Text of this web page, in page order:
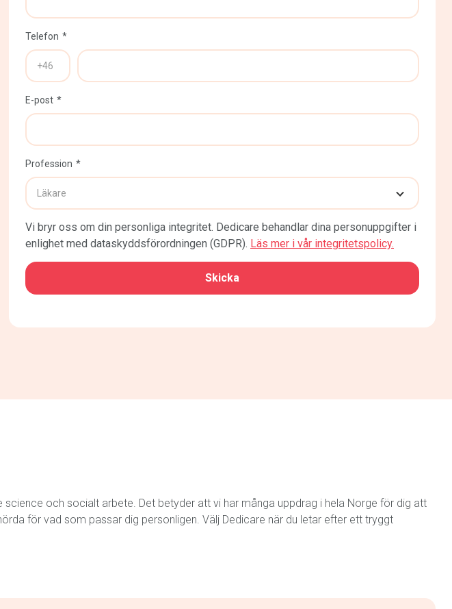
Telefon
E-post
Profession
CAPTCHA
Vi bryr oss om din personliga integritet. Dedicare behandlar dina personuppgifter i
enlighet med dataskyddsförordningen (GDPR). Läs mer i vår integritetspolicy.
och socialt arbete. Det betyder att vi har många uppdrag i hela Norge för dig att
för vad som passar dig personligen. Välj Dedicare när du letar efter ett tryggt